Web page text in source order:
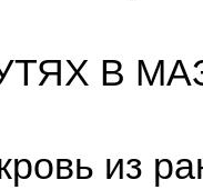
В
из